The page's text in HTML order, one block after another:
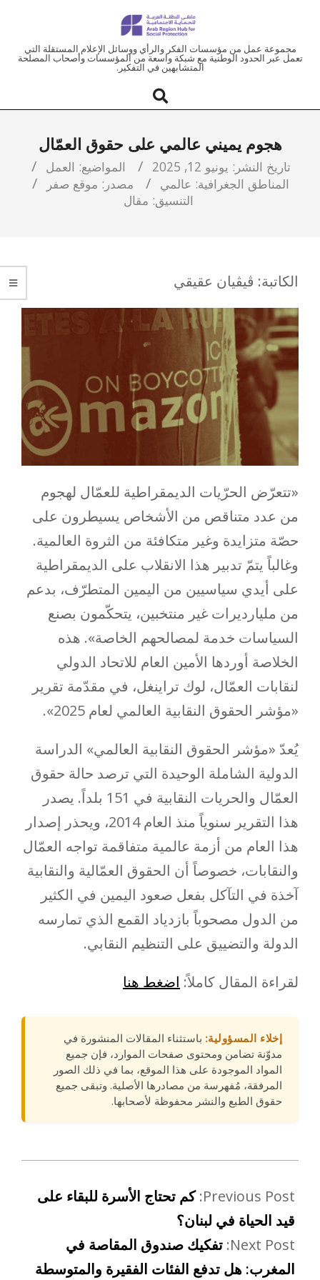
ملتقى
للحماية
الاجتماعية
مجموعة عمل من مؤسسات الفكر والرأي ووسائل الإعلام المستقلة التي
تعمل عبر الحدود الوطنية مع شبكة واسعة من المؤسسات وأصحاب المصلحة
المتشابهين في التفكير.
هجوم يميني عالمي على حقوق العمّال
تاريخ النشر: يونيو 12, 2025 المواضيع: العمل
المناطق الجغرافية: عالمي مصدر: موقع صفر
التنسيق: مقال
الكاتبة: ڤيڤيان عقيقي
«تتعرّض الحرّيات الديمقراطية للعمّال لهجوم
من عدد متناقص من الأشخاص يسيطرون على
حصّة متزايدة وغير متكافئة من الثروة العالمية.
وغالباً يتمّ تدبير هذا الانقلاب على الديمقراطية
على أيدي سياسيين من اليمين المتطرّف، بدعم
من مليارديرات غير منتخبين، يتحكّمون بصنع
السياسات خدمة لمصالحهم الخاصة». هذه
الخلاصة أوردها الأمين العام للاتحاد الدولي
لنقابات العمّال، لوك تراينغل، في مقدّمة تقرير
«مؤشر الحقوق النقابية العالمي لعام 2025».
يُعدّ «مؤشر الحقوق النقابية العالمي» الدراسة
الدولية الشاملة الوحيدة التي ترصد حالة حقوق
العمّال والحريات النقابية في 151 بلداً. يصدر
هذا التقرير سنوياً منذ العام 2014، ويحذر إصدار
هذا العام من أزمة عالمية متفاقمة تواجه العمّال
والنقابات، خصوصاً أن الحقوق العمّالية والنقابية
آخذة في التآكل بفعل صعود اليمين في الكثير
من الدول مصحوباً بازدياد القمع الذي تمارسه
الدولة والتضييق على التنظيم النقابي.
لقراءة المقال كاملاً: اضغط هنا
إخلاء المسؤولية: باستثناء المقالات المنشورة في
مدوّنة تضامن ومحتوى صفحات الموارد، فإن جميع
المواد الموجودة على هذا الموقع، بما في ذلك الصور
المرفقة، مُفهرسة من مصادرها الأصلية. وتبقى جميع
حقوق الطبع والنشر محفوظة لأصحابها.
Previous Post: كم تحتاج الأسرة للبقاء على
قيد الحياة في لبنان؟
Next Post: تفكيك صندوق المقاصة في
المغرب: هل تدفع الفئات الفقيرة والمتوسطة